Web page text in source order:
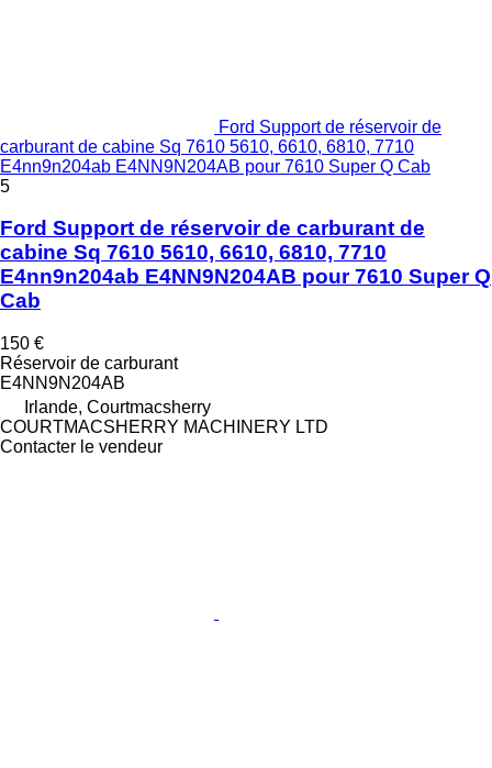
Ford Support de réservoir de
carburant de cabine Sq 7610 5610, 6610, 6810, 7710
E4nn9n204ab E4NN9N204AB pour 7610 Super Q Cab
5
Ford Support de réservoir de carburant de
cabine Sq 7610 5610, 6610, 6810, 7710
E4nn9n204ab E4NN9N204AB pour 7610 Super Q
Cab
150 €
Réservoir de carburant
E4NN9N204AB
Irlande, Courtmacsherry
COURTMACSHERRY MACHINERY LTD
Contacter le vendeur